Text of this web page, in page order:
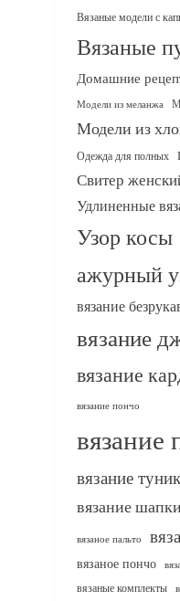
Вязаные модели с
Вязаные
Домашние
Модели из меланжа
Модели из
Одежда для полных
Свитер
Удлиненные
Узор косы
ажурный
вязание
вязание
вязание
вязание пончо
вязание
вязание
вязание шапки
вязаное пальто
вязаное пончо
вязаные комплекты